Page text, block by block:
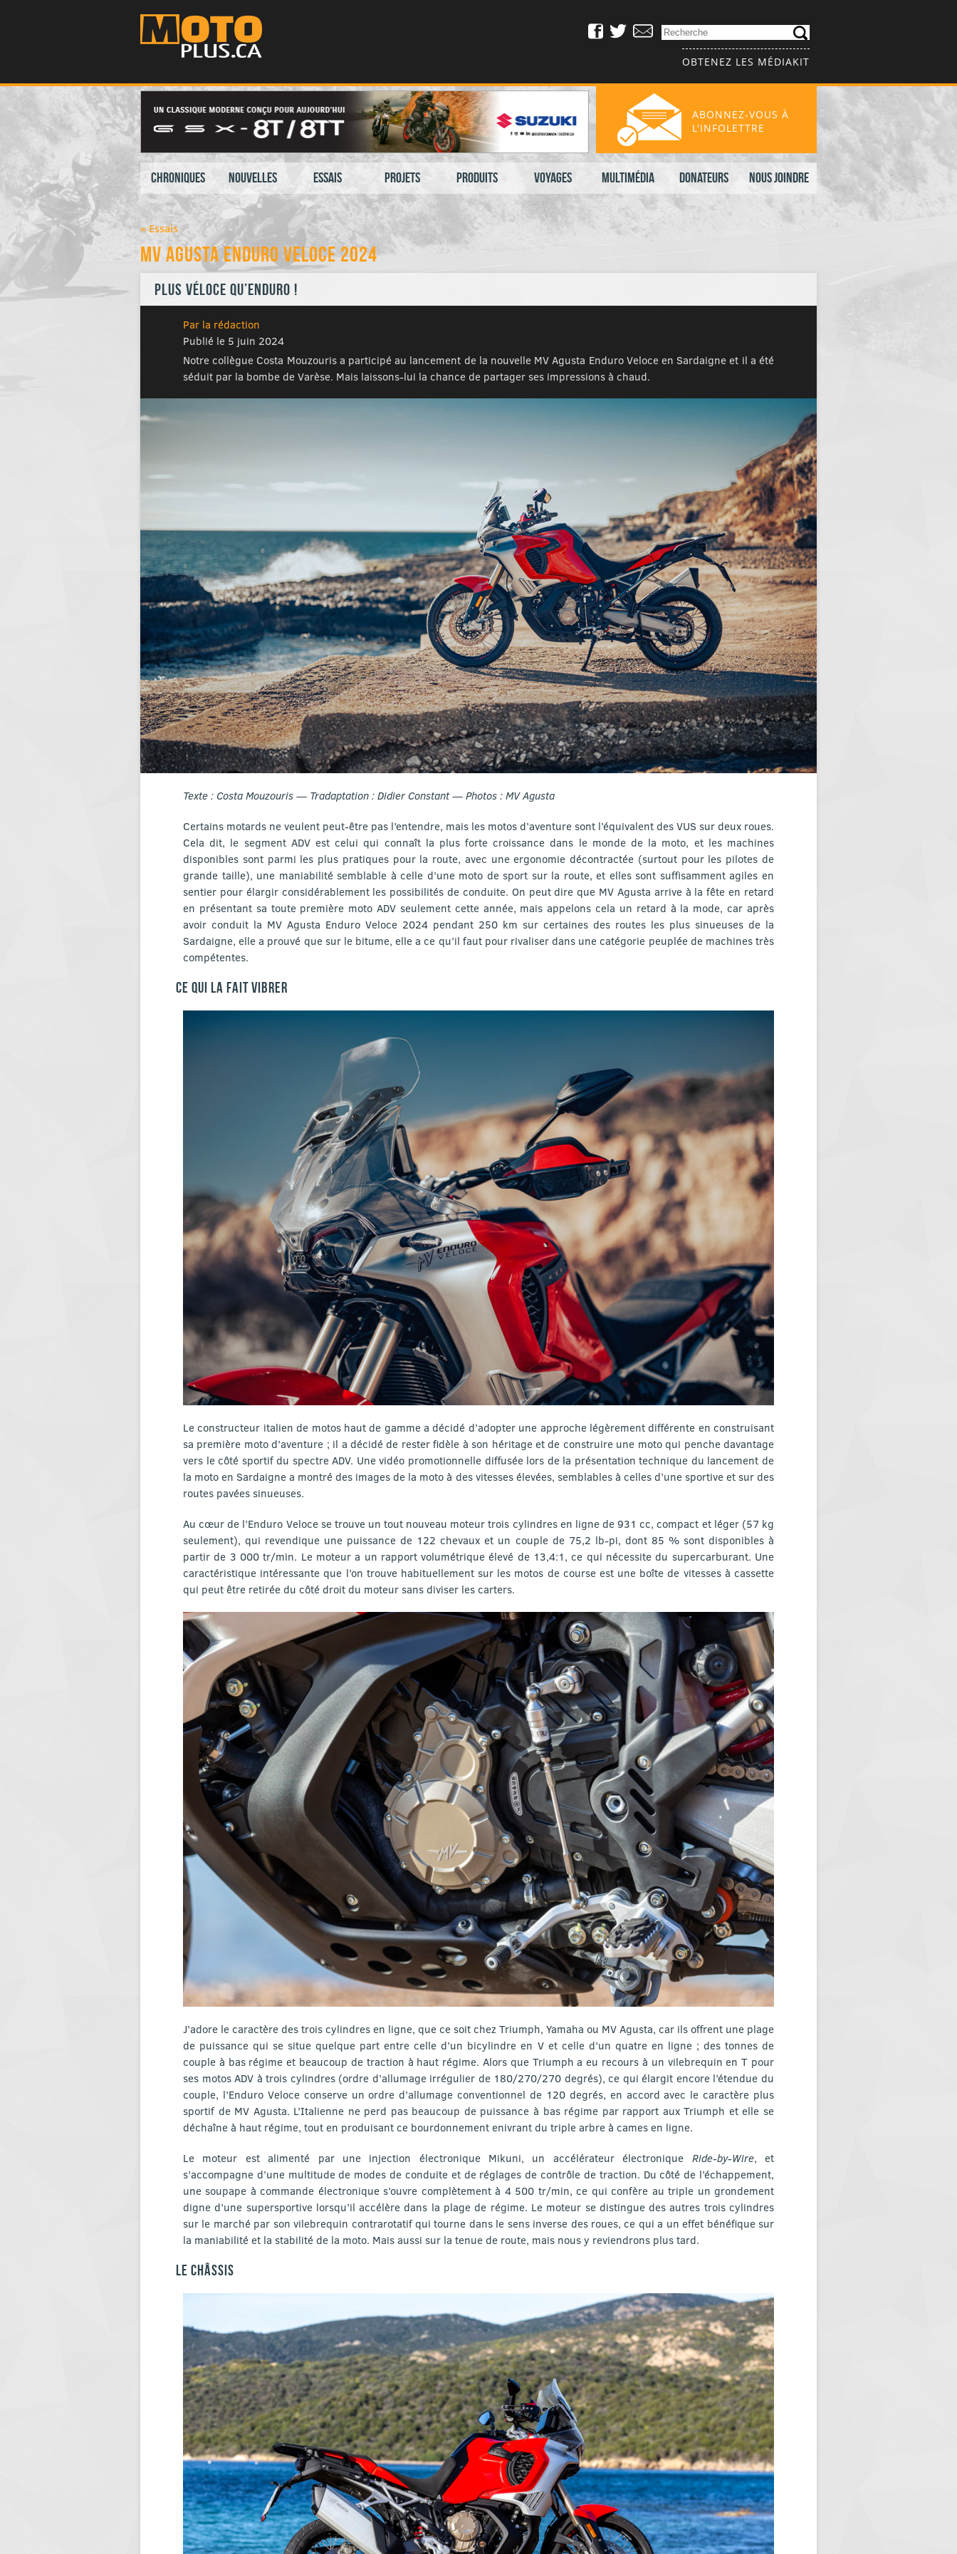
OBTENEZ LES MÉDIAKIT
Chroniques Nouvelles Essais Projets Produits Voyages Multimédia Donateurs Nous joindre
ABONNEZ-VOUS À
L'INFOLETTRE
« Essais
MV Agusta Enduro Veloce 2024
Plus véloce qu’enduro !
Par la rédaction
Publié le 5 juin 2024
Notre collègue Costa Mouzouris a participé au lancement de la nouvelle MV Agusta Enduro Veloce en Sardaigne et il a été
séduit par la bombe de Varèse. Mais laissons-lui la chance de partager ses impressions à chaud.
Texte : Costa Mouzouris — Tradaptation : Didier Constant — Photos : MV Agusta
Certains motards ne veulent peut-être pas l’entendre, mais les motos d’aventure sont l’équivalent des VUS sur deux roues.
Cela dit, le segment ADV est celui qui connaît la plus forte croissance dans le monde de la moto, et les machines
disponibles sont parmi les plus pratiques pour la route, avec une ergonomie décontractée (surtout pour les pilotes de
grande taille), une maniabilité semblable à celle d’une moto de sport sur la route, et elles sont suffisamment agiles en
sentier pour élargir considérablement les possibilités de conduite. On peut dire que MV Agusta arrive à la fête en retard
en présentant sa toute première moto ADV seulement cette année, mais appelons cela un retard à la mode, car après
avoir conduit la MV Agusta Enduro Veloce 2024 pendant 250 km sur certaines des routes les plus sinueuses de la
Sardaigne, elle a prouvé que sur le bitume, elle a ce qu’il faut pour rivaliser dans une catégorie peuplée de machines très
compétentes.
CE QUI LA FAIT VIBRER
Le constructeur italien de motos haut de gamme a décidé d’adopter une approche légèrement différente en construisant
sa première moto d’aventure ; il a décidé de rester fidèle à son héritage et de construire une moto qui penche davantage
vers le côté sportif du spectre ADV. Une vidéo promotionnelle diffusée lors de la présentation technique du lancement de
la moto en Sardaigne a montré des images de la moto à des vitesses élevées, semblables à celles d’une sportive et sur des
routes pavées sinueuses.
Au cœur de l’Enduro Veloce se trouve un tout nouveau moteur trois cylindres en ligne de 931 cc, compact et léger (57 kg
seulement), qui revendique une puissance de 122 chevaux et un couple de 75,2 lb-pi, dont 85 % sont disponibles à
partir de 3 000 tr/min. Le moteur a un rapport volumétrique élevé de 13,4:1, ce qui nécessite du supercarburant. Une
caractéristique intéressante que l’on trouve habituellement sur les motos de course est une boîte de vitesses à cassette
qui peut être retirée du côté droit du moteur sans diviser les carters.
J’adore le caractère des trois cylindres en ligne, que ce soit chez Triumph, Yamaha ou MV Agusta, car ils offrent une plage
de puissance qui se situe quelque part entre celle d’un bicylindre en V et celle d’un quatre en ligne ; des tonnes de
couple à bas régime et beaucoup de traction à haut régime. Alors que Triumph a eu recours à un vilebrequin en T pour
ses motos ADV à trois cylindres (ordre d’allumage irrégulier de 180/270/270 degrés), ce qui élargit encore l’étendue du
couple, l’Enduro Veloce conserve un ordre d’allumage conventionnel de 120 degrés, en accord avec le caractère plus
sportif de MV Agusta. L’Italienne ne perd pas beaucoup de puissance à bas régime par rapport aux Triumph et elle se
déchaîne à haut régime, tout en produisant ce bourdonnement enivrant du triple arbre à cames en ligne.
Le moteur est alimenté par une injection électronique Mikuni, un accélérateur électronique Ride-by-Wire, et
s’accompagne d’une multitude de modes de conduite et de réglages de contrôle de traction. Du côté de l’échappement,
une soupape à commande électronique s’ouvre complètement à 4 500 tr/min, ce qui confère au triple un grondement
digne d’une supersportive lorsqu’il accélère dans la plage de régime. Le moteur se distingue des autres trois cylindres
sur le marché par son vilebrequin contrarotatif qui tourne dans le sens inverse des roues, ce qui a un effet bénéfique sur
la maniabilité et la stabilité de la moto. Mais aussi sur la tenue de route, mais nous y reviendrons plus tard.
LE CHÂSSIS